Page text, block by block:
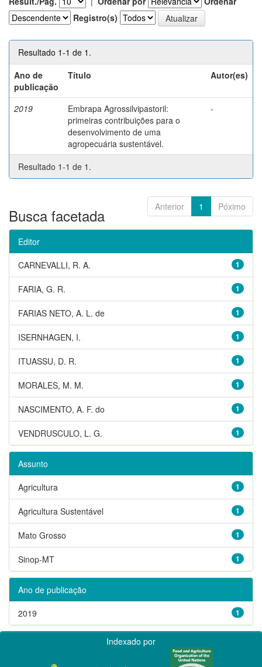
Registro(s)
Resultado 1-1 de 1.
Ano de
publicação
Título Autor(es)
2019
Embrapa Agrossilvipastoril:
primeiras contribuições para o
desenvolvimento de uma
agropecuária sustentável.
-
Resultado 1-1 de 1.
Anterior 1 Póximo
Busca facetada
Editor
1
CARNEVALLI, R. A.
1
FARIA, G. R.
1
FARIAS NETO, A. L. de
1
ISERNHAGEN, I.
1
ITUASSU, D. R.
1
MORALES, M. M.
1
NASCIMENTO, A. F. do
1
VENDRUSCULO, L. G.
Assunto
1
Agricultura
1
Agricultura Sustentável
1
Mato Grosso
1
Sinop-MT
Ano de publicação
1
2019
Indexado por